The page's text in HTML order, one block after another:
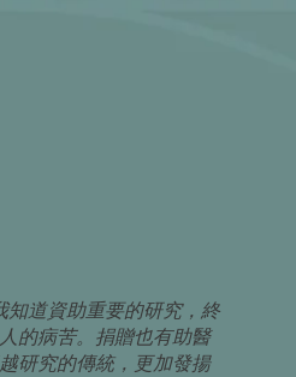
知道資助重要的研究，終
的病苦。捐贈也有助醫
研究的傳統，更加發揚